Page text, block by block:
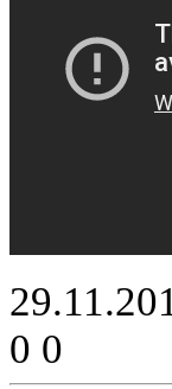
0 0